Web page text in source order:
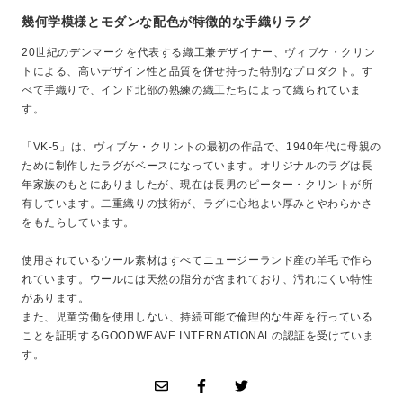
幾何学模様とモダンな配色が特徴的な手織りラグ
20世紀のデンマークを代表する織工兼デザイナー、ヴィブケ・クリン
トによる、高いデザイン性と品質を併せ持った特別なプロダクト。す
べて手織りで、インド北部の熟練の織工たちによって織られていま
す。
「VK-5」は、ヴィブケ・クリントの最初の作品で、1940年代に母親の
ために制作したラグがベースになっています。オリジナルのラグは長
年家族のもとにありましたが、現在は長男のピーター・クリントが所
有しています。二重織りの技術が、ラグに心地よい厚みとやわらかさ
をもたらしています。
使用されているウール素材はすべてニュージーランド産の羊毛で作ら
れています。ウールには天然の脂分が含まれており、汚れにくい特性
があります。
また、児童労働を使用しない、持続可能で倫理的な生産を行っている
ことを証明するGOODWEAVE INTERNATIONALの認証を受けていま
す。